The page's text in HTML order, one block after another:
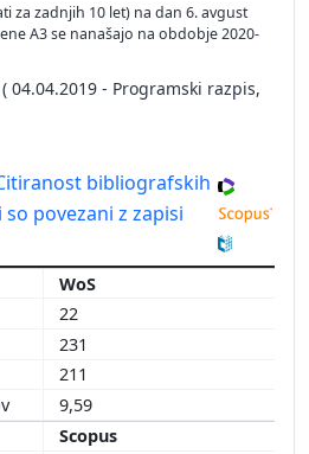
za zadnjih 10 let) na dan 6. avgust
A3 se nanašajo na obdobje 2020-
04.04.2019 - Programski razpis,
bibliografskih
so povezani z zapisi
WoS
22
231
211
9,59
Scopus